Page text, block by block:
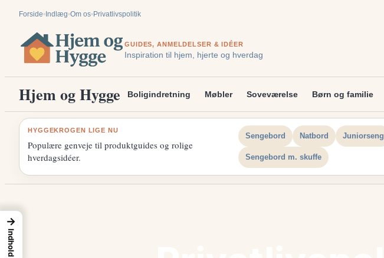
Spring
indhold
Forside• Indlæg•Om os• Privatlivspolitik
GUIDES, ANMELDELSER & IDÉER
Inspiration til hjem, hjerte og hverdag
Hjem og Hygge Boligindretning Møbler Soveværelse Børn og familie
HYGGEKROGEN LIGE NU
Populære genveje til produktguides og rolige
hverdagsidéer.
Sengebord Natbord Juniorseng
Sengebord m. skuffe
→
Indhold